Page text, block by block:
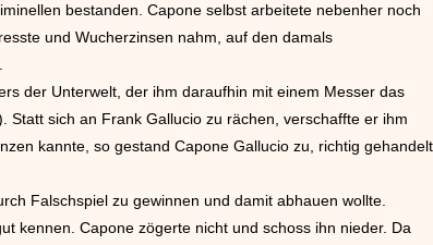
bestanden. Capone selbst arbeitete nebenher noch
und Wucherzinsen nahm, auf den damals
der Unterwelt, der ihm daraufhin mit einem Messer das
Statt sich an Frank Gallucio zu rächen, verschaffte er ihm
kannte, so gestand Capone Gallucio zu, richtig gehandelt
Falschspiel zu gewinnen und damit abhauen wollte.
kennen. Capone zögerte nicht und schoss ihn nieder. Da